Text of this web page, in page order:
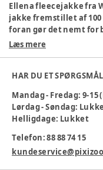
Ellena fleecejakke fra
jakke fremstillet af
foran gør det nemt for
de elastiske
mildere dage. Perfekt
Specifikationer
Materiale: 100 %
Volantdetaljer på
Elastiske
Læs mere
HAR DU ET
Mandag - Fredag: 9-
Lørdag - Søndag:
Helligdage: Lukket
Telefon: 88 88 74 15